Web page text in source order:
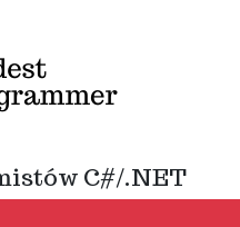
C#/.NET